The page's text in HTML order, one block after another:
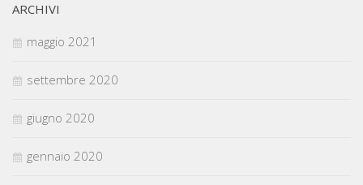
ARCHIVI
maggio 2021
settembre 2020
giugno 2020
gennaio 2020